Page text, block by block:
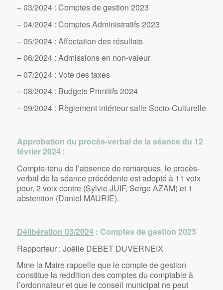
– 03/2024 : Comptes de gestion 2023
– 04/2024 : Comptes Administratifs 2023
– 05/2024 : Affectation des résultats
– 06/2024 : Admissions en non-valeur
– 07/2024 : Vote des taxes
– 08/2024 : Budgets Primitifs 2024
– 09/2024 : Règlement intérieur salle Socio-Culturelle
Approbation du procès-verbal de la séance du 12
février 2024:
Compte-tenu de l’absence de remarques, le procès-
verbal de la séance précédente est adopté à 11 voix
pour, 2 voix contre (Sylvie JUIF, Serge AZAM) et 1
abstention (Daniel MAURIE).
Délibération 03/2024: Comptes de gestion 2023
Rapporteur : Joëlle DEBET DUVERNEIX
Mme la Maire rappelle que le compte de gestion
constitue la reddition des comptes du comptable à
l’ordonnateur et que le conseil municipal ne peut